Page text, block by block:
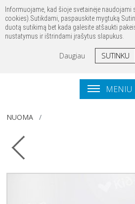
Prisijungti Registruotis
MENIU
NUOMA
Informuojame, kad šioje svetainėje naudojami
cookies).Sutikdami, paspauskite mygtuką
duotą sutikimą bet kada galėsite atšaukti
nustatymus ir ištrindami įrašytus slapukus.
Daugiau SUTINKU